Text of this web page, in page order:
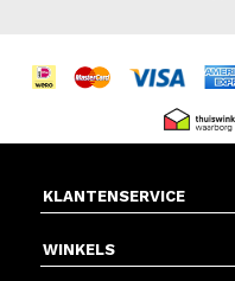
KLANTENSERVICE
WINKELS